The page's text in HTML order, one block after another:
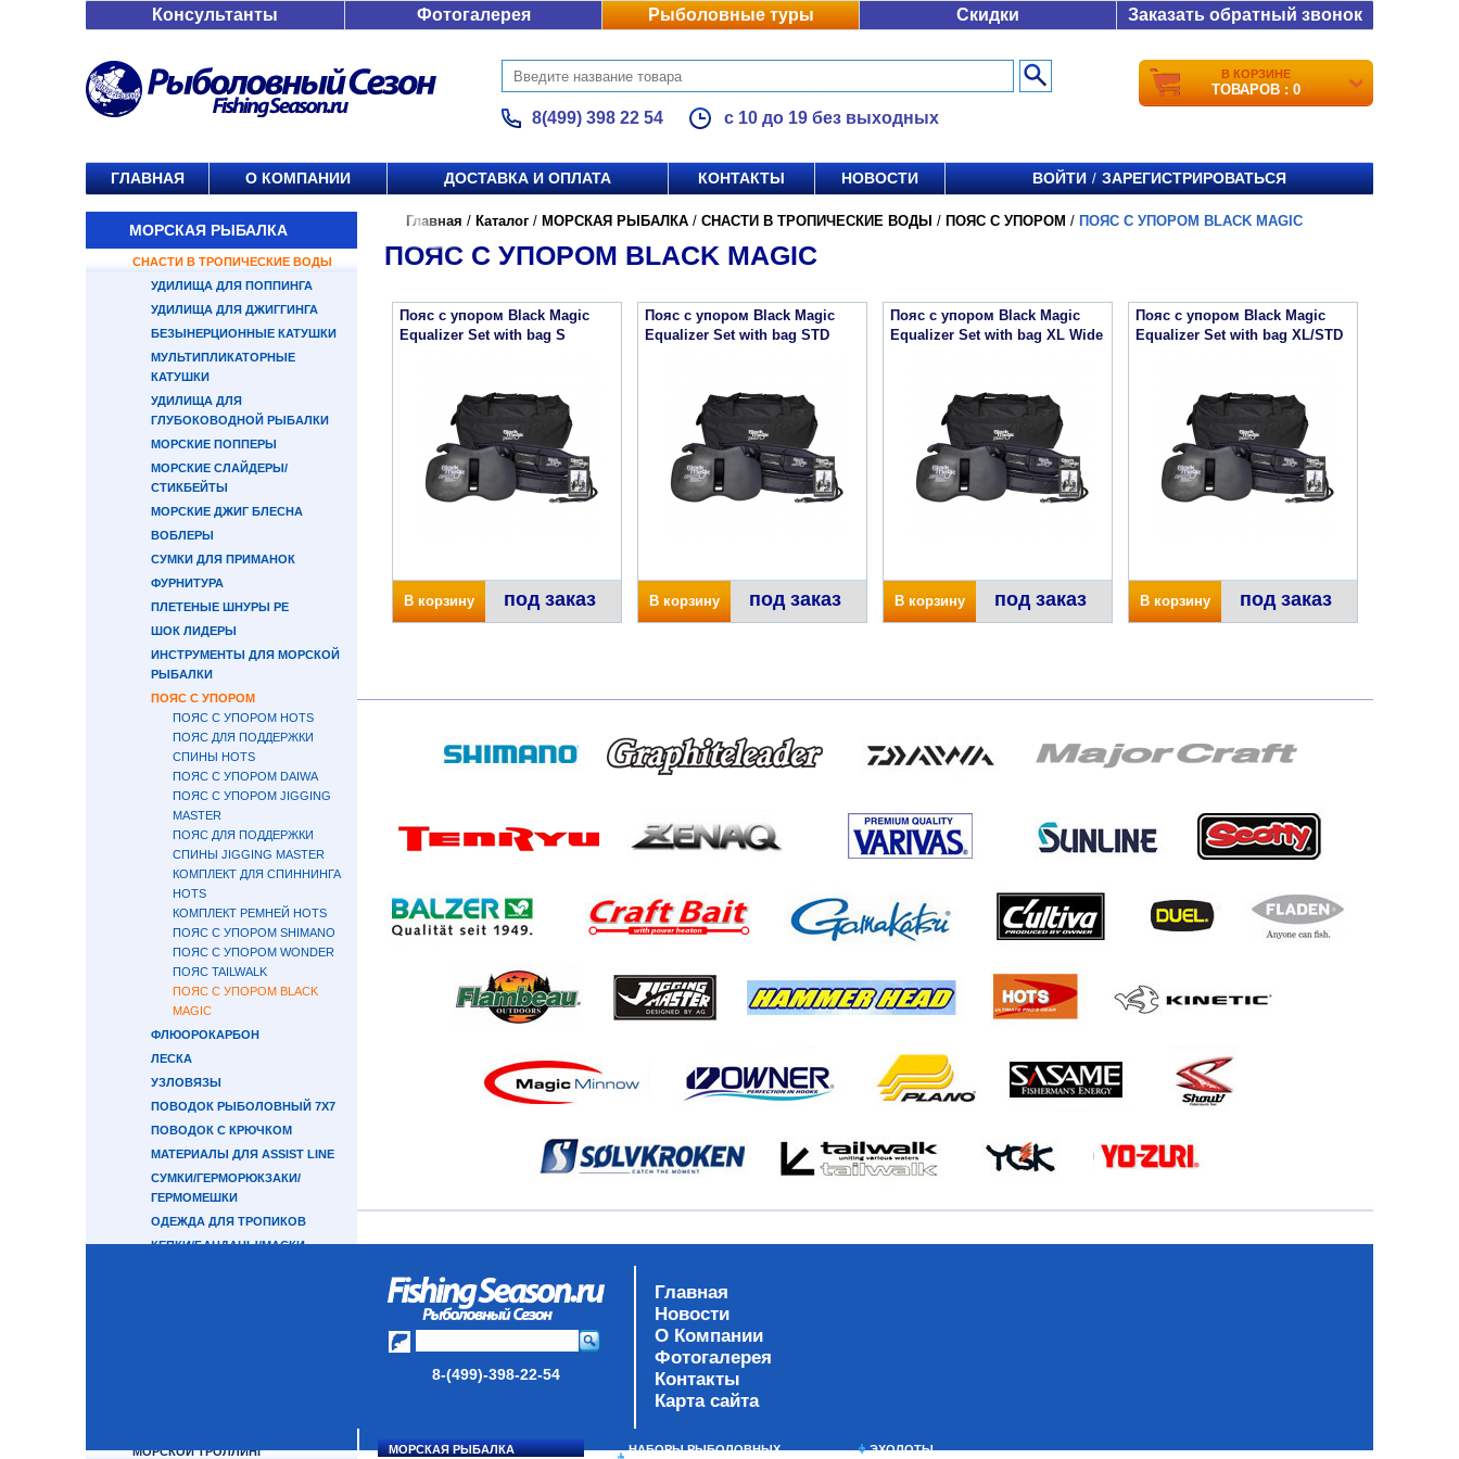
Консультанты Фотогалерея Рыболовные туры Скидки Заказать обратный звонок
8(499) 398 22 54 с 10 до 19 без выходных
В КОРЗИНЕ
ТОВАРОВ : 0
ГЛАВНАЯ О КОМПАНИИ ДОСТАВКА И ОПЛАТА КОНТАКТЫ НОВОСТИ ВОЙТИ / ЗАРЕГИСТРИРОВАТЬСЯ
МОРСКАЯ РЫБАЛКА
СНАСТИ В ТРОПИЧЕСКИЕ ВОДЫ
УДИЛИЩА ДЛЯ ПОППИНГА
УДИЛИЩА ДЛЯ ДЖИГГИНГА
БЕЗЫНЕРЦИОННЫЕ КАТУШКИ
МУЛЬТИПЛИКАТОРНЫЕ
КАТУШКИ
УДИЛИЩА ДЛЯ
ГЛУБОКОВОДНОЙ РЫБАЛКИ
МОРСКИЕ ПОППЕРЫ
МОРСКИЕ СЛАЙДЕРЫ/
СТИКБЕЙТЫ
МОРСКИЕ ДЖИГ БЛЕСНА
ВОБЛЕРЫ
СУМКИ ДЛЯ ПРИМАНОК
ФУРНИТУРА
ПЛЕТЕНЫЕ ШНУРЫ PE
ШОК ЛИДЕРЫ
ИНСТРУМЕНТЫ ДЛЯ МОРСКОЙ
РЫБАЛКИ
ПОЯС С УПОРОМ
ПОЯС С УПОРОМ HOTS
ПОЯС ДЛЯ ПОДДЕРЖКИ
СПИНЫ HOTS
ПОЯС С УПОРОМ DAIWA
ПОЯС С УПОРОМ JIGGING
MASTER
ПОЯС ДЛЯ ПОДДЕРЖКИ
СПИНЫ JIGGING MASTER
КОМПЛЕКТ ДЛЯ СПИННИНГА
HOTS
КОМПЛЕКТ РЕМНЕЙ HOTS
ПОЯС С УПОРОМ SHIMANO
ПОЯС С УПОРОМ WONDER
ПОЯС TAILWALK
ПОЯС С УПОРОМ BLACK
MAGIC
ФЛЮОРОКАРБОН
ЛЕСКА
УЗЛОВЯЗЫ
ПОВОДОК РЫБОЛОВНЫЙ 7Х7
ПОВОДОК С КРЮЧКОМ
МАТЕРИАЛЫ ДЛЯ ASSIST LINE
СУМКИ/ГЕРМОРЮКЗАКИ/
ГЕРМОМЕШКИ
ОДЕЖДА ДЛЯ ТРОПИКОВ
КЕПКИ/БАНДАНЫ/МАСКИ
МОРСКОЙ ТРОЛЛИНГ
Главная / Каталог / МОРСКАЯ РЫБАЛКА / СНАСТИ В ТРОПИЧЕСКИЕ ВОДЫ / ПОЯС С УПОРОМ / ПОЯС С УПОРОМ BLACK MAGIC
ПОЯС С УПОРОМ BLACK MAGIC
Пояс с упором Black Magic
Equalizer Set with bag S
В корзину под заказ
Пояс с упором Black Magic
Equalizer Set with bag STD
В корзину под заказ
Пояс с упором Black Magic
Equalizer Set with bag XL Wide
В корзину под заказ
Пояс с упором Black Magic
Equalizer Set with bag XL/STD
В корзину под заказ
8-(499)-398-22-54
Главная
Новости
О Компании
Фотогалерея
Контакты
Карта сайта
МОРСКАЯ РЫБАЛКА
НАБОРЫ РЫБОЛОВНЫХ
ЭХОЛОТЫ